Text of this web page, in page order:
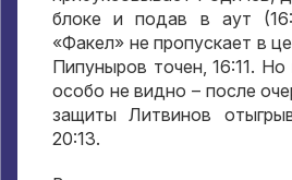
блоке и подав в аут
«Факел» не пропускает в
Пипуныров точен, 16:11.
особо не видно – после
защиты Литвинов
20:13.